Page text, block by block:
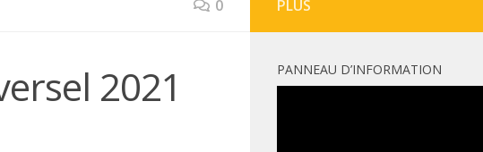
0
2021
PLUS
PANNEAU D’INFORMATION